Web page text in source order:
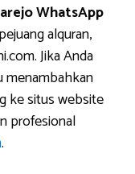
WhatsApp
alquran,
Jika Anda
menambahkan
ke situs website
profesional
.